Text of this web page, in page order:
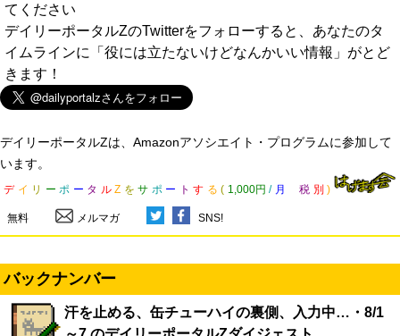
てください
デイリーポータルZのTwitterをフォローすると、あなたのタ
イムラインに「役には立たないけどなんかいい情報」がとど
きます！
デイリーポータルZは、Amazonアソシエイト・プログラムに参加して
います。
デ イ リ ー ポ ー タ ル Z を サ ポ ー ト す る ( 1,000円 / 月 税 別 )
無料 メルマガ SNS!
バックナンバー
汗を止める、缶チューハイの裏側、入力中…・8/1